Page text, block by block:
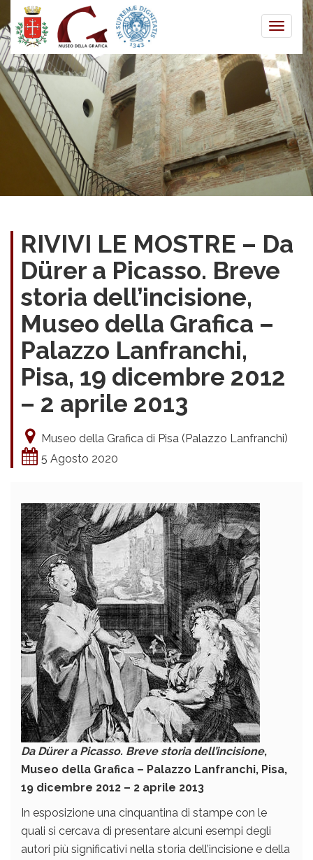
Toggle
RIVIVI LE MOSTRE – Da
Dürer a Picasso. Breve
storia dell’incisione,
Museo della Grafica –
Palazzo Lanfranchi,
Pisa, 19 dicembre 2012
– 2 aprile 2013
Museo della Grafica di Pisa (Palazzo Lanfranchi)
5 Agosto 2020
Da Dürer a Picasso. Breve storia dell’incisione,
Museo della Grafica – Palazzo Lanfranchi, Pisa,
19 dicembre 2012 – 2 aprile 2013
In esposizione una cinquantina di stampe con le
quali si cercava di presentare alcuni esempi degli
autori più significativi nella storia dell’incisione e della